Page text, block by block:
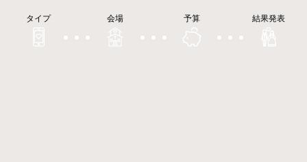
タイプ 会場 予算 結果発表